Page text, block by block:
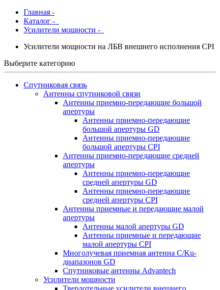
Главная -
Каталог -
Усилители мощности -
Усилители мощности на ЛБВ внешнего исполнения CPI
Выберите категорию
Спутниковая связь
Антенны спутниковой связи
Антенны приемно-передающие большой
апертуры
Антенны приемно-передающие
большой апертуры GD
Антенны приемно-передающие
большой апертуры CPI
Антенны приемно-передающие средней
апертуры
Антенны приемно-передающие
средней апертуры GD
Антенны приемно-передающие
средней апертуры CPI
Антенны приемные и передающие малой
апертуры
Антенны малой апертуры GD
Антенны приемные и передающие
малой апертуры CPI
Многолучевая приемная антенна С/Ku-
диапазонов GD
Спутниковые антенны Advantech
Усилители мощности
Твердотельные усилители внешнего